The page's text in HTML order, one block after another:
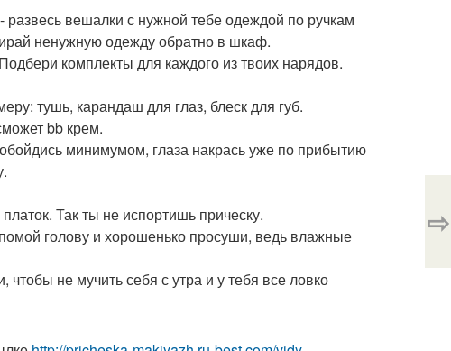
вешалки с нужной тебе одеждой по ручкам
ненужную одежду обратно в шкаф.
комплекты для каждого из твоих нарядов.
тушь, карандаш для глаз, блеск для губ.
bb крем.
минимумом, глаза накрась уже по прибытию
Так ты не испортишь прическу.
голову и хорошенько просуши, ведь влажные
не мучить себя с утра и у тебя все ловко
⇨